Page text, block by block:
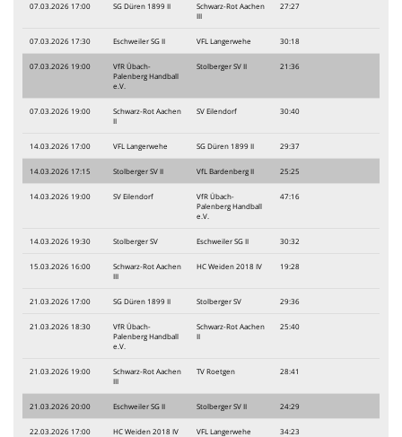
07.03.2026 17:00 SG Düren 1899 II
Schwarz-Rot Aachen
III
27:27
07.03.2026 17:30 Eschweiler SG II VFL Langerwehe 30:18
07.03.2026 19:00
VfR Übach-
Palenberg Handball
e.V.
Stolberger SV II 21:36
07.03.2026 19:00
Schwarz-Rot Aachen
II
SV Eilendorf 30:40
14.03.2026 17:00 VFL Langerwehe SG Düren 1899 II 29:37
14.03.2026 17:15 Stolberger SV II VfL Bardenberg II 25:25
14.03.2026 19:00 SV Eilendorf
VfR Übach-
Palenberg Handball
e.V.
47:16
14.03.2026 19:30 Stolberger SV Eschweiler SG II 30:32
15.03.2026 16:00
Schwarz-Rot Aachen
III
HC Weiden 2018 IV 19:28
21.03.2026 17:00 SG Düren 1899 II Stolberger SV 29:36
21.03.2026 18:30
VfR Übach-
Palenberg Handball
e.V.
Schwarz-Rot Aachen
II
25:40
21.03.2026 19:00
Schwarz-Rot Aachen
III
TV Roetgen 28:41
21.03.2026 20:00 Eschweiler SG II Stolberger SV II 24:29
22.03.2026 17:00 HC Weiden 2018 IV VFL Langerwehe 34:23